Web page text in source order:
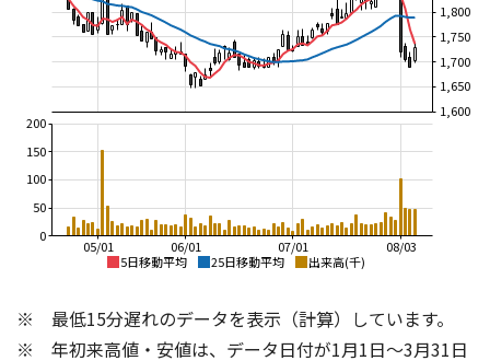
5日移動平均 25日移動平均 出来高(千)
08/03
07/01
06/01
05/01
1,600
1,650
1,700
1,750
1,800
0
50
100
150
200
1,800
1,900
1,600
1,800
最低15分遅れのデータを表示（計算）しています。
年初来高値・安値は、データ日付が1月1日～3月31日